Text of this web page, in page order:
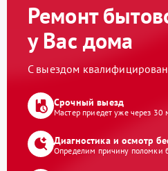
Ремонт
у Вас дома
С выездом
Срочный выезд
Мастер приедет уже через 30
Диагностика и осмотр
Определим причину поломки